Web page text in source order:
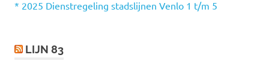
r
* 2025 Dienstregeling stadslijnen Venlo 1 t/m 5
LIJN 83